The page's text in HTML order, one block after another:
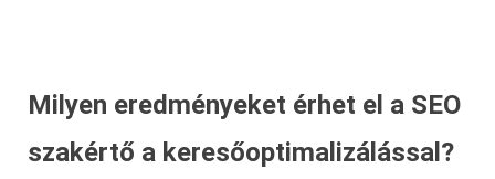
Milyen eredményeket érhet el a SEO
szakértő a keresőoptimalizálással?